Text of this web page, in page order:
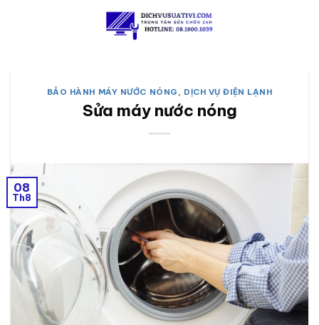
BẢO HÀNH MÁY NƯỚC NÓNG , DỊCH VỤ ĐIỆN LẠNH
Sửa máy nước nóng
08
Th8